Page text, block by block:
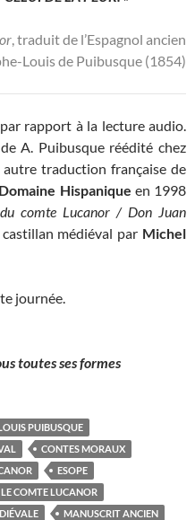
, traduit de l’Espagnol ancien
Louis de Puibusque (1854)
rapport à la lecture audio.
A. Puibusque réédité chez
traduction française de
Hispanique en 1998
comte Lucanor / Don Juan
médiéval par Michel
journée.
toutes ses formes
PUIBUSQUE
CONTES MORAUX
ESOPE
LE COMTE LUCANOR
MANUSCRIT ANCIEN